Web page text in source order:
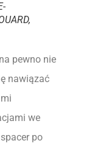
pewno nie
nawiązać
we
po